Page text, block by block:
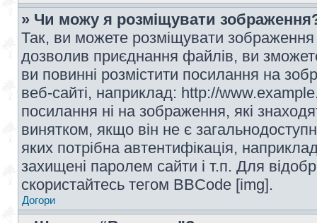
» Чи можу я розміщувати
Так, ви можете розміщувати
дозволив приєднання файлів, ви
ви повинні розмістити посилання на
веб-сайті, наприклад: http://
посилання ні на зображення, які
винятком, якщо він не є
яких потрібна автентифікація,
захищені паролем сайти і т.п. Для
скористайтесь тегом BBCode [img].
Догори